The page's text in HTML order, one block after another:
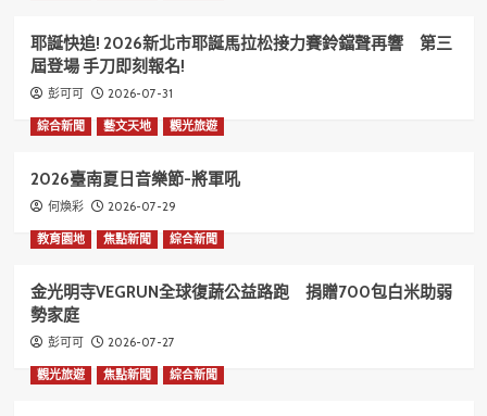
耶誕快追! 2026新北市耶誕馬拉松接力賽鈴鐺聲再響 第三
屆登場 手刀即刻報名!
彭可可 2026-07-31
綜合新聞 藝文天地 觀光旅遊
2026臺南夏日音樂節-將軍吼
何煥彩 2026-07-29
教育園地 焦點新聞 綜合新聞
金光明寺VEGRUN全球復蔬公益路跑 捐贈700包白米助弱
勢家庭
彭可可 2026-07-27
觀光旅遊 焦點新聞 綜合新聞